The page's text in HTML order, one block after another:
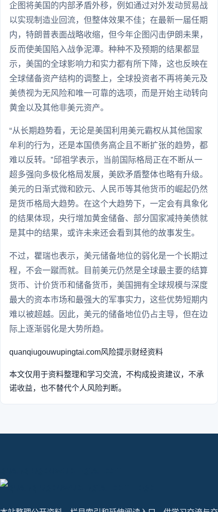
企图将美国的内部矛盾外移，例如通过对外发动贸易战
以实现制造业回流，但整体效果不佳；在最新一届任期
内，特朗普表面战略收缩，但今年企图闪击伊朗未果，
反而使美国陷入战争泥潭。种种不及预期的结果都显
示，美国的全球影响力和实力都有所下降，这也反映在
全球储备资产结构的调整上，全球投资者不再将美元及
美债视为无风险和唯一可靠的选项，而是开始主动转向
黄金以及其他非美元资产。
“从长期趋势看，无论是美国利用美元霸权从其他国家
牟利的行为，还是本国债务高企且不断扩张的趋势，都
难以反转。”邱祖学表示，当前国际格局正在不断从一
超多强向多极化格局发展，美欧矛盾整体也略有升级。
美元的日渐式微和欧元、人民币等其他货币的崛起仍然
是货币格局大趋势。在这个大趋势下，一定会有具象化
的结果体现，央行增加黄金储备、部分国家减持美债就
是其中的结果，或许未来还会看到其他的故事发生。
不过，瞿瑞也表示，美元储备地位的弱化是一个长期过
程，不会一蹴而就。目前美元仍然是全球最主要的结算
货币、计价货币和储备货币，美国拥有全球规模与深度
最大的资本市场和最强大的军事实力，这些优势短期内
难以被超越。因此，美元的储备地位仍占主导，但在边
际上逐渐弱化是大势所趋。
quanqiugouwupingtai.com风险提示财经资料
本文仅用于资料整理和学习交流，不构成投资建议，不承
诺收益，也不替代个人风险判断。